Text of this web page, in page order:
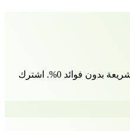
أول اشتراك سيارات متوافق مع الشريعة بدون فوائد 0%. اشترك